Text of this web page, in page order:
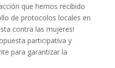
que hemos recibido
de protocolos locales en
contra las mujeres!
participativa y
para garantizar la